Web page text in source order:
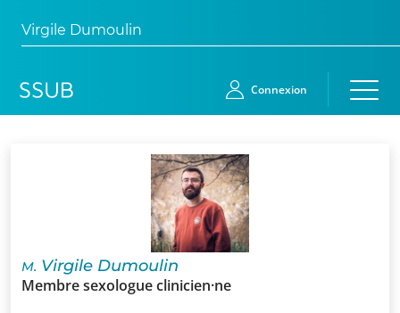
Virgile Dumoulin
d’adhésion
Connexion
M. Virgile Dumoulin
Membre sexologue clinicien·ne